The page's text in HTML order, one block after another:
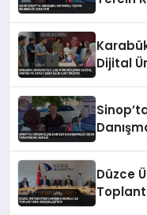
Dijital
Düzce